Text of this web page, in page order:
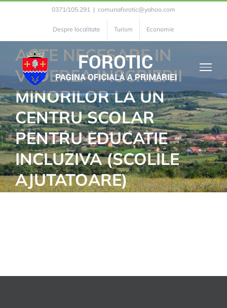
content
0371/105.291 | comunaforotic@yahoo.com
Despre localitate Turism Economie
INTOCMIRE DE
ANCHETE SOCIALE -A.
ACTE NECESARE IN
VEDEREA INSCRIERII
MINORILOR LA UN
CENTRU SCOLAR
PENTRU EDUCATIE
INCLUZIVA (SCOLILE
AJUTATOARE)